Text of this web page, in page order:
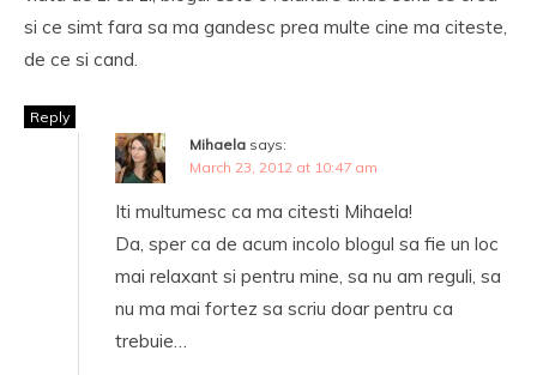
si ce simt fara sa ma gandesc prea multe cine ma citeste,
de ce si cand.
Reply
Mihaela says:
March 23, 2012 at 10:47 am
Iti multumesc ca ma citesti Mihaela!
Da, sper ca de acum incolo blogul sa fie un loc
mai relaxant si pentru mine, sa nu am reguli, sa
nu ma mai fortez sa scriu doar pentru ca
trebuie…